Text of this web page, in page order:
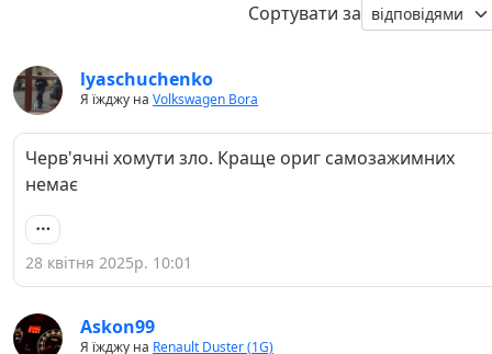
Сортувати за
lyaschuchenko
Я їжджу на Volkswagen Bora
Черв'ячні хомути зло. Краще ориг самозажимних
немає
28 квітня 2025р. 10:01
Askon99
Я їжджу на Renault Duster (1G)